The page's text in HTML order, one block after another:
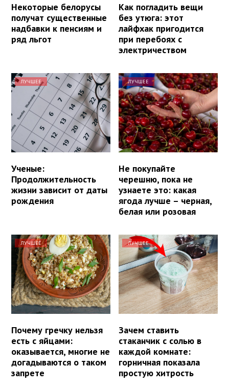
Некоторые белорусы
получат существенные
надбавки к пенсиям и
ряд льгот
Как погладить вещи
без утюга: этот
лайфхак пригодится
при перебоях с
электричеством
ЛУЧШЕЕ
Ученые:
Продолжительность
жизни зависит от даты
рождения
ЛУЧШЕЕ
Не покупайте
черешню, пока не
узнаете это: какая
ягода лучше – черная,
белая или розовая
ЛУЧШЕЕ
Почему гречку нельзя
есть с яйцами:
оказывается, многие не
догадываются о таком
запрете
ЛУЧШЕЕ
Зачем ставить
стаканчик с солью в
каждой комнате:
горничная показала
простую хитрость